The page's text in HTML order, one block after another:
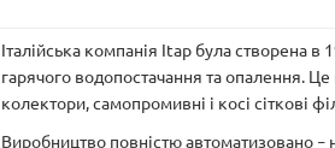
Італійська компанія Itap була створена в
гарячого водопостачання та опалення. Це
колектори, самопромивні і косі сіткові
Виробництво повністю автоматизовано –